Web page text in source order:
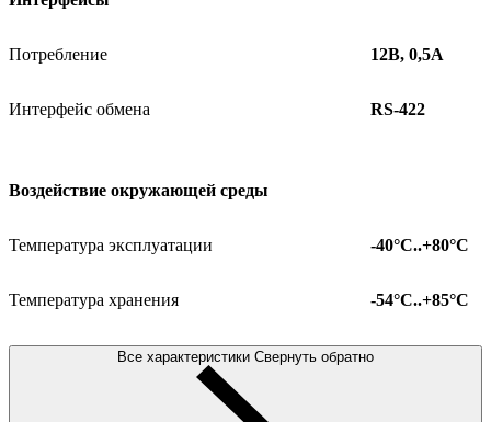
Потребление 12В, 0,5А
Интерфейс обмена RS-422
Воздействие окружающей среды
Температура эксплуатации -40°С..+80°С
Температура хранения -54°С..+85°С
Все характеристики Свернуть обратно